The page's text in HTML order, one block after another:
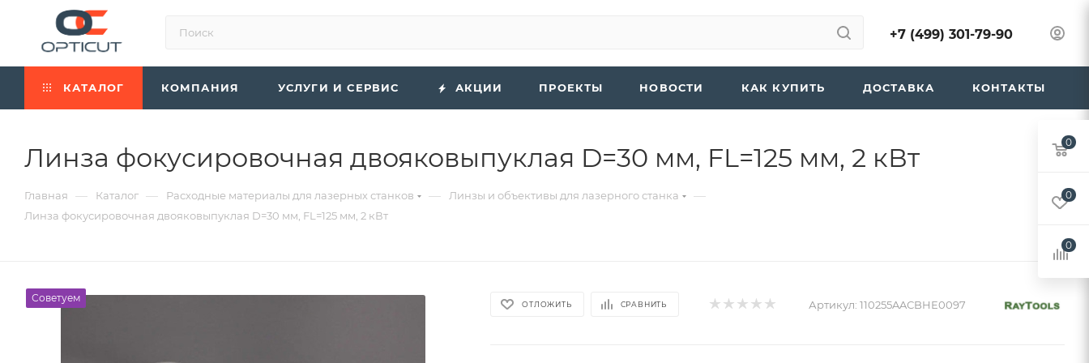
+7 (499) 301-79-90
КАТАЛОГ КОМПАНИЯ УСЛУГИ И СЕРВИС АКЦИИ ПРОЕКТЫ НОВОСТИ КАК КУПИТЬ ДОСТАВКА КОНТАКТЫ
Линза фокусировочная двояковыпуклая D=30 мм, FL=125 мм, 2 кВт
Главная — Каталог — Расходные материалы для лазерных станков — Линзы и объективы для лазерного станка —
Линза фокусировочная двояковыпуклая D=30 мм, FL=125 мм, 2 кВт
Советуем
ОТЛОЖИТЬ СРАВНИТЬ Артикул: 110255AAСBHЕ0097
0
0
0